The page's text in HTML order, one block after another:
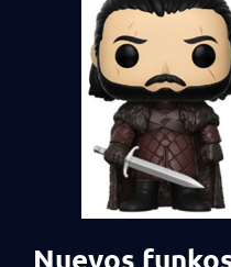
Nuevos